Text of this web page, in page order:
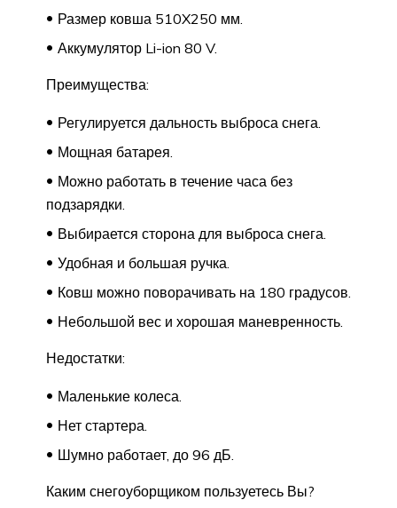
Размер ковша 510X250 мм.
Аккумулятор Li-ion 80 V.
Преимущества:
Регулируется дальность выброса снега.
Мощная батарея.
Можно работать в течение часа без
подзарядки.
Выбирается сторона для выброса снега.
Удобная и большая ручка.
Ковш можно поворачивать на 180 градусов.
Небольшой вес и хорошая маневренность.
Недостатки:
Маленькие колеса.
Нет стартера.
Шумно работает, до 96 дБ.
Каким снегоуборщиком пользуетесь Вы?